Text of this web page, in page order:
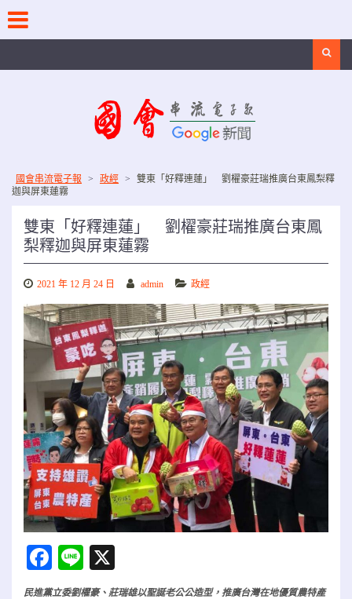
content
國會串流電子報 > 政經 >
雙東「好釋連蓮」 劉櫂豪莊瑞推廣台東鳳梨釋
迦與屏東蓮霧
雙東「好釋連蓮」 劉櫂豪莊瑞推廣台東鳳
梨釋迦與屏東蓮霧
2021 年 12 月 24 日 admin 政經
Facebook
Line
民進黨立委劉櫂豪、莊瑞雄以聖誕老公公造型，推廣台灣在地優質農特產